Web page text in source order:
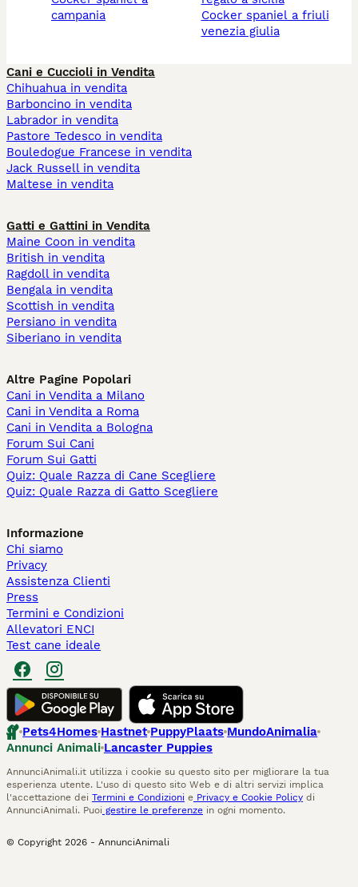
campania
cocker spaniel a friuli
venezia giulia
Cani e Cuccioli in Vendita
Chihuahua in vendita
Barboncino in vendita
Labrador in vendita
Pastore Tedesco in vendita
Bouledogue Francese in vendita
Jack Russell in vendita
Maltese in vendita
Gatti e Gattini in Vendita
Maine Coon in vendita
British in vendita
Ragdoll in vendita
Bengala in vendita
Scottish in vendita
Persiano in vendita
Siberiano in vendita
Altre Pagine Popolari
Cani in Vendita a Milano
Cani in Vendita a Roma
Cani in Vendita a Bologna
Forum Sui Cani
Forum Sui Gatti
Quiz: Quale Razza di Cane Scegliere
Quiz: Quale Razza di Gatto Scegliere
Informazione
Chi siamo
Privacy
Assistenza Clienti
Press
Termini e Condizioni
Allevatori ENCI
Test cane ideale
Pets4Homes Hastnet PuppyPlaats MundoAnimalia
Annunci Animali Lancaster Puppies
AnnunciAnimali.it utilizza i cookie su questo sito per migliorare la tua
esperienza utente. L'uso di questo sito Web e di altri servizi implica
l'accettazione dei Termini e Condizioni e Privacy e Cookie Policy di
AnnunciAnimali. Puoi gestire le preferenze in ogni momento.
© Copyright 2026 - AnnunciAnimali